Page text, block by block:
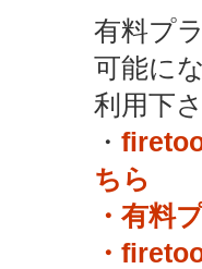
有料プ
可能に
利用下
・
ちら
・有料
・